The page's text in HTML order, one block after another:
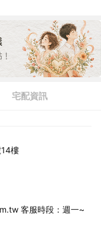
宅配資訊
樓
客服時段：週一~